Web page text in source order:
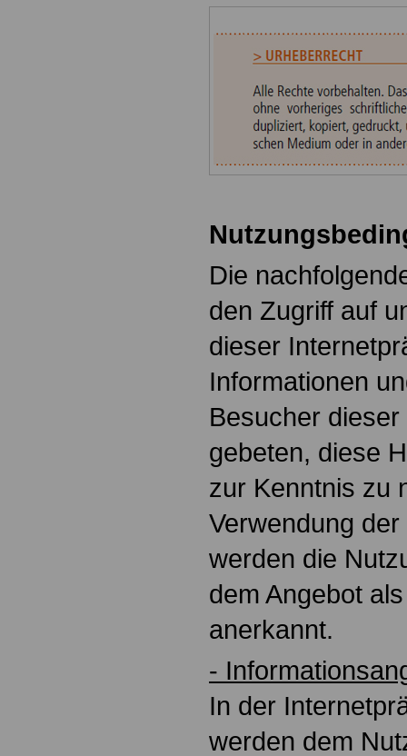
Die
den Zugriff auf
dieser
Informationen
Besucher
gebeten, diese
zur Kenntnis zu
Verwendung
werden die
dem Angebot
anerkannt.
-
In der
werden dem